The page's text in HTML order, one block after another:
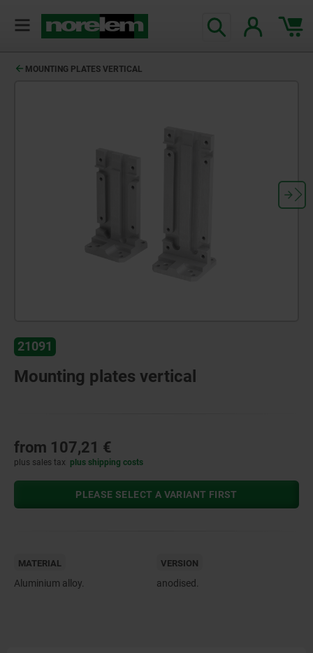
MOUNTING PLATES VERTICAL
21091
Mounting plates vertical
from 107,21 €
plus sales tax plus shipping costs
PLEASE SELECT A VARIANT FIRST
MATERIAL
Aluminium alloy.
VERSION
anodised.